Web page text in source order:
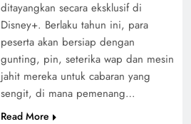
ditayangkan secara eksklusif di
Disney+. Berlaku tahun ini, para
peserta akan bersiap dengan
gunting, pin, seterika wap dan mesin
jahit mereka untuk cabaran yang
sengit, di mana pemenang…
Read More